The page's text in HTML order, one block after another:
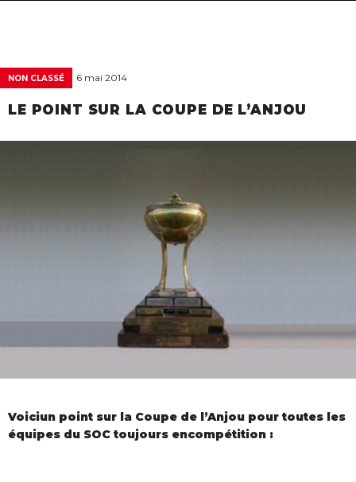
NON CLASSÉ 6 mai 2014
LE POINT SUR LA COUPE DE L’ANJOU
Voiciun point sur la Coupe de l’Anjou pour toutes les
équipes du SOC toujours encompétition :